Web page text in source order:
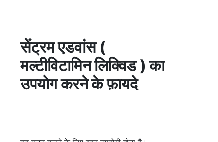
सेंट्रम एडवांस (
मल्टीविटामिन लिक्विड ) का
उपयोग करने के फ़ायदे